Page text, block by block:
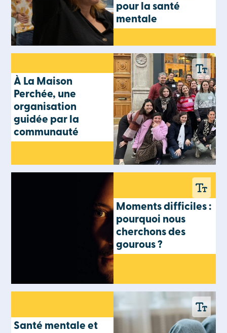
pour la santé
mentale
À La Maison
Perchée, une
organisation
guidée par la
communauté
Moments difficiles :
pourquoi nous
cherchons des
gourous ?
Santé mentale et